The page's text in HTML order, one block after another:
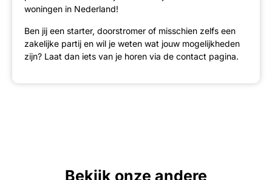
woningen in Nederland!
Ben jij een starter, doorstromer of misschien zelfs een
zakelijke partij en wil je weten wat jouw mogelijkheden
zijn? Laat dan iets van je horen via de contact pagina.
Bekijk onze andere